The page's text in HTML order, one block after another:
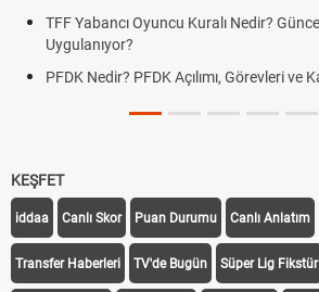
TFF Yabancı Oyuncu Kuralı Nedir?
Uygulanıyor?
PFDK Nedir? PFDK Açılımı, Görevleri ve
KEŞFET
iddaa Canlı Skor Puan Durumu Canlı Anlatım
Transfer Haberleri TV'de Bugün Süper Lig Fikstür